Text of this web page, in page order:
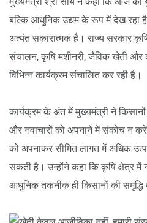
बल्कि आधुनिक उद्यम के रूप में देख रहा
अत्यंत सकारात्मक है। राज्य सरकार
संचालन, कृषि मशीनरी, जैविक खेती और
विभिन्न कार्यक्रम संचालित कर रही है।
कार्यक्रम के अंत में मुख्यमंत्री ने
और नवाचारों को अपनाने में संकोच न
को अपनाकर सीमित लागत में अधिक
सकती है। उन्होंने कहा कि कृषि क्षेत्र में
आधुनिक तकनीक ही किसानों की